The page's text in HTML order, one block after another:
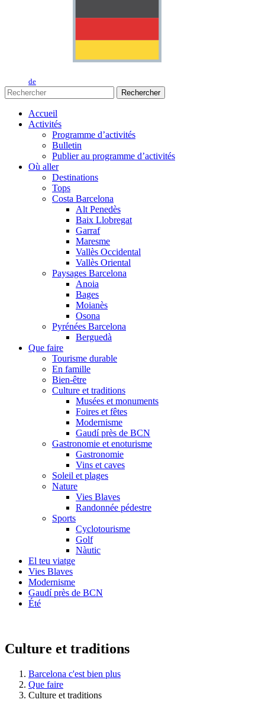
de
Rechercher
Accueil
Activités
Programme d’activités
Bulletin
Publier au programme d’activités
Où aller
Destinations
Tops
Costa Barcelona
Alt Penedès
Baix Llobregat
Garraf
Maresme
Vallès Occidental
Vallès Oriental
Paysages Barcelona
Anoia
Bages
Moianès
Osona
Pyrénées Barcelona
Berguedà
Que faire
Tourisme durable
En famille
Bien-être
Culture et traditions
Musées et monuments
Foires et fêtes
Modernisme
Gaudí près de BCN
Gastronomie et enoturisme
Gastronomie
Vins et caves
Soleil et plages
Nature
Vies Blaves
Randonnée pédestre
Sports
Cyclotourisme
Golf
Nàutic
El teu viatge
Vies Blaves
Modernisme
Gaudí près de BCN
Été
Culture et traditions
Barcelona c'est bien plus
Que faire
Culture et traditions